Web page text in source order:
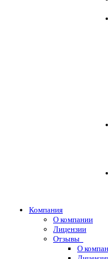
Компания
О компании
Лицензии
Отзывы
О